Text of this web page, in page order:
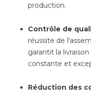
production.
Contrôle de
réussite de
garantit la
constante et
Réduction des